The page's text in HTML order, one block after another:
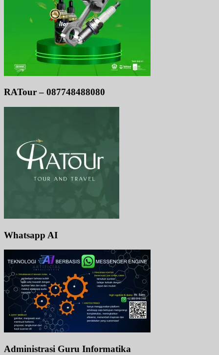
RATour – 087748488080
Whatsapp AI
Administrasi Guru Informatika